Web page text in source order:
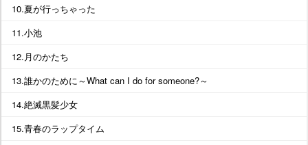
10.夏が行っちゃった
11.小池
12.月のかたち
13.誰かのために～What can I do for someone?～
14.絶滅黒髪少女
15.青春のラップタイム